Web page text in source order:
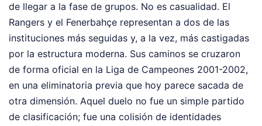
de llegar a la fase de grupos. No es casualidad. El
Rangers y el Fenerbahçe representan a dos de las
instituciones más seguidas y, a la vez, más castigadas
por la estructura moderna. Sus caminos se cruzaron
de forma oficial en la Liga de Campeones 2001-2002,
en una eliminatoria previa que hoy parece sacada de
otra dimensión. Aquel duelo no fue un simple partido
de clasificación; fue una colisión de identidades